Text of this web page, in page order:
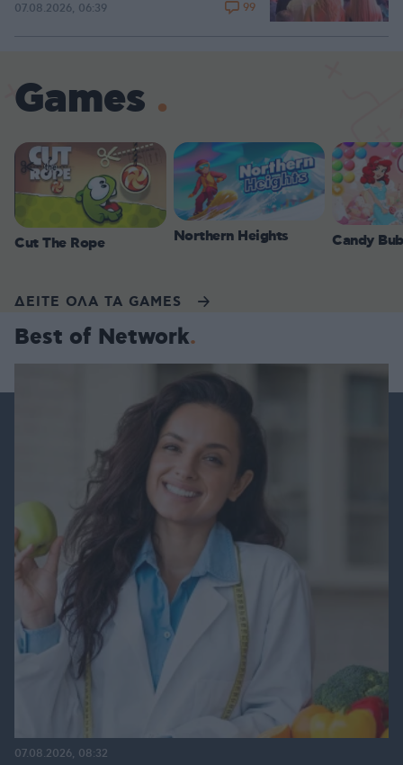
07.08.2026, 06:39 99
Games
Cut The Rope Northern Heights Candy
ΔΕΙΤΕ ΟΛΑ ΤΑ GAMES
Best of Network
07.08.2026, 08:32